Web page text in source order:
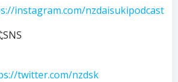
instagram.com/nzdaisukipodcast
twitter.com/nzdsk